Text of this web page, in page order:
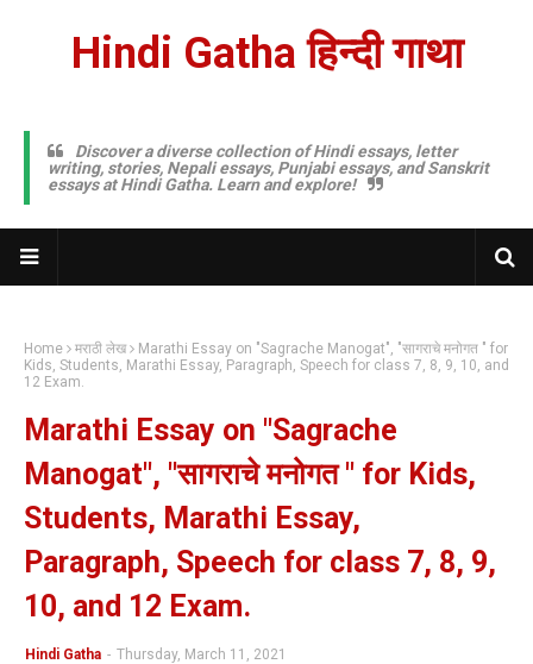
Hindi Gatha हिन्दी गाथा
Discover a diverse collection of Hindi essays, letter
writing, stories, Nepali essays, Punjabi essays, and Sanskrit
essays at Hindi Gatha. Learn and explore!
Home मराठी लेख
Marathi Essay on "Sagrache Manogat", "सागराचे मनोगत " for
Kids, Students, Marathi Essay, Paragraph, Speech for class 7, 8, 9, 10, and
12 Exam.
Marathi Essay on "Sagrache
Manogat", "सागराचे मनोगत " for Kids,
Students, Marathi Essay,
Paragraph, Speech for class 7, 8, 9,
10, and 12 Exam.
Hindi Gatha - Thursday, March 11, 2021